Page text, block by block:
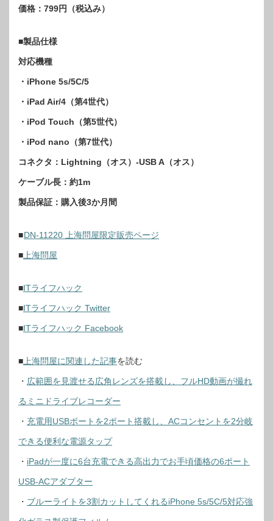
価格：799円（税込み）
■製品仕様
対応機種
・iPhone 5s/5C/5
・iPad Air/4（第4世代）
・iPod Touch（第5世代）
・iPod nano（第7世代）
コネクタ：Lightning（オス）-USB A（オス）
ケーブル長：約1m
製品保証：購入後3か月間
■DN-11220 上海問屋限定販売ページ
■上海問屋
■ITライフハック
■ITライフハック Twitter
■ITライフハック Facebook
■上海問屋に関連した記事を読む
・ 広範囲を見渡せる広角レンズを搭載し、フルHD動画が撮れ
るミニドライブレコーダー
・ 充電用USBポートを2ポート搭載し、ACコンセントを2分岐
できる便利な電源タップ
・ iPadが一度に6台充電できる高出力でお手頃価格の6ポート
USB-ACアダプター
・ ブルーライトを3割カットしてくれるiPhone 5s/5C/5対応強